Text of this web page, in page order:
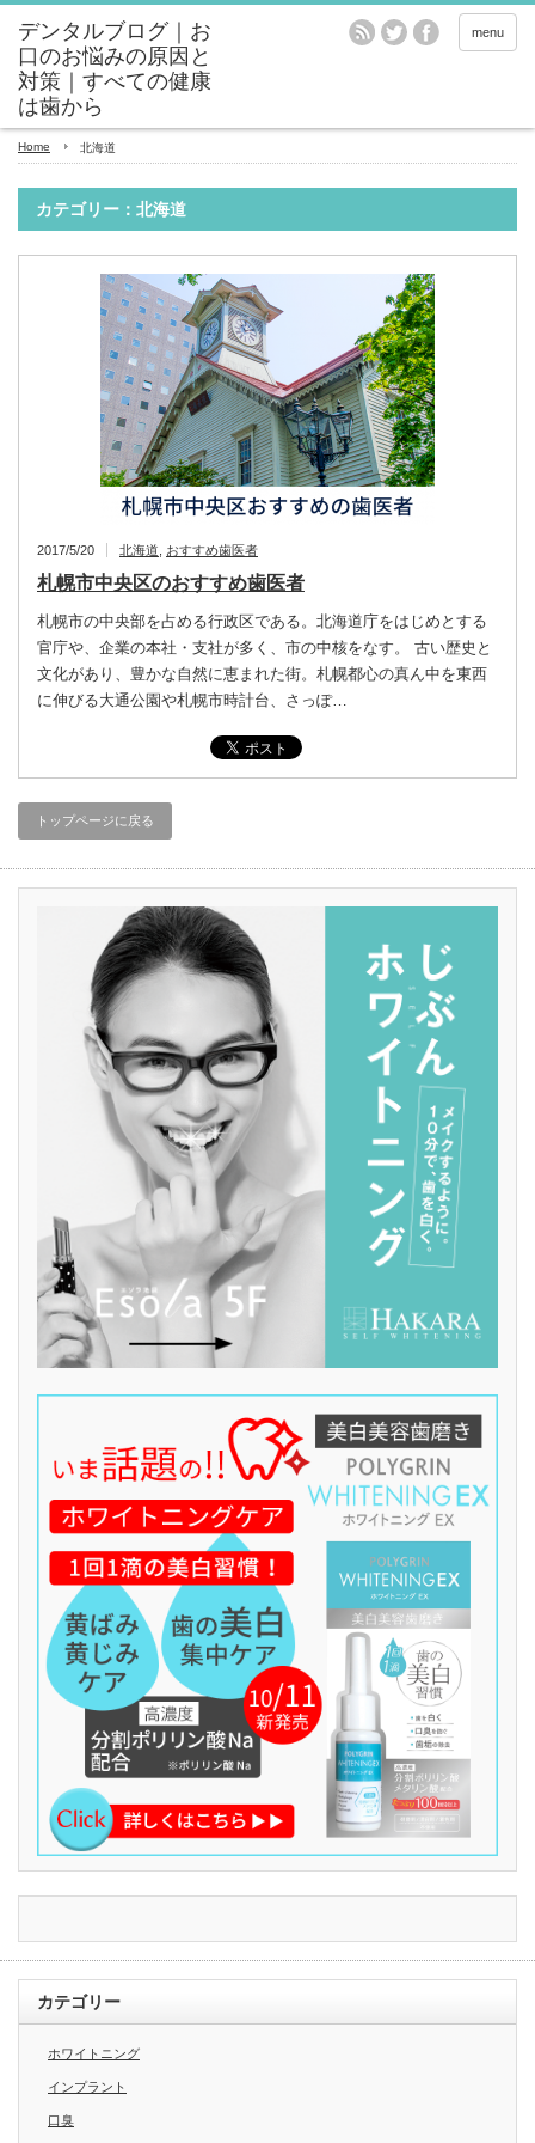
menu
Home 北海道
カテゴリー：北海道
2017/5/20 北海道 おすすめ歯医者
札幌市中央区のおすすめ歯医者
札幌市の中央部を占める行政区である。北海道庁をはじめとする
官庁や、企業の本社・支社が多く、市の中核をなす。 古い歴史と
文化があり、豊かな自然に恵まれた街。札幌都心の真ん中を東西
に伸びる大通公園や札幌市時計台、さっぽ…
トップページに戻る
カテゴリー
ホワイトニング
インプラント
口臭